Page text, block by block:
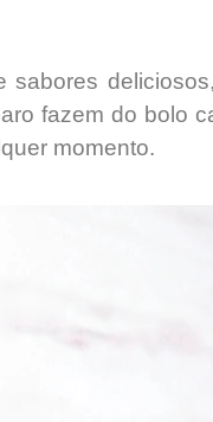
sabores deliciosos
fazem do bolo
momento.